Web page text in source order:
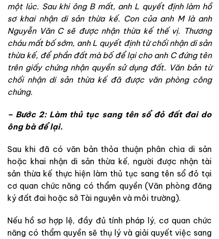
một lúc. Sau khi ông B mất, anh L quyết định làm hồ
sơ khai nhận di sản thừa kế. Con của anh M là anh
Nguyễn Văn C sẽ được nhận thừa kế thế vị. Thương
cháu mất bố sớm, anh L quyết định từ chối nhận di sản
thừa kế, để phần đất mà bố để lại cho anh C đứng tên
trên giấy chứng nhận quyền sử dụng đất. Văn bản từ
chối nhận di sản thừa kế đã được văn phòng công
chứng.
– Bước 2: Làm thủ tục sang tên sổ đỏ đất đai do
ông bà để lại.
Sau khi đã có văn bản thỏa thuận phân chia di sản
hoặc khai nhận di sản thừa kế, người được nhận tài
sản thừa kế thực hiện làm thủ tục sang tên sổ đỏ tại
cơ quan chức năng có thẩm quyền (Văn phòng đăng
ký đất đai hoặc sở Tài nguyên và môi trường).
Nếu hồ sơ hợp lệ, đầy đủ tính pháp lý, cơ quan chức
năng có thẩm quyền sẽ thụ lý và giải quyết việc sang